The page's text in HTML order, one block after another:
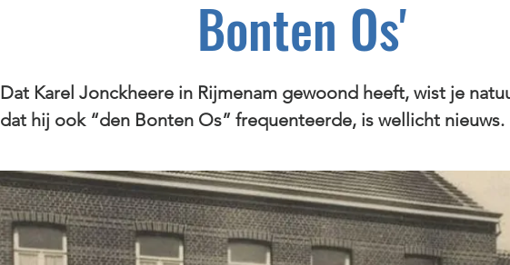
Bonten Os'
Dat Karel Jonckheere in Rijmenam gewoond heeft, wist je
dat hij ook “den Bonten Os” frequenteerde, is wellicht nieuws.